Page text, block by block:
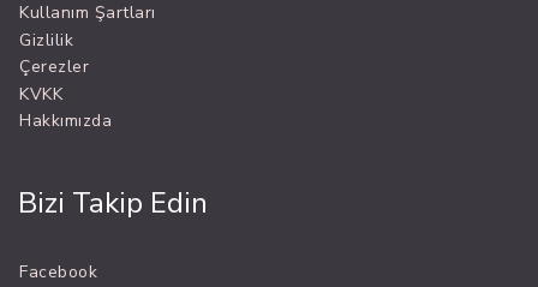
Kullanım Şartları
Gizlilik
Çerezler
KVKK
Hakkımızda
Bizi Takip Edin
Facebook